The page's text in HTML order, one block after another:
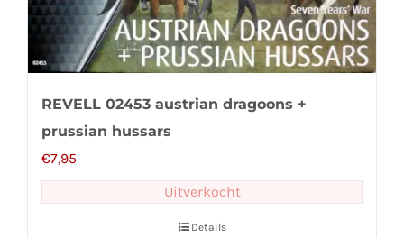
REVELL 02453 austrian dragoons +
prussian hussars
€7,95
Uitverkocht
Details